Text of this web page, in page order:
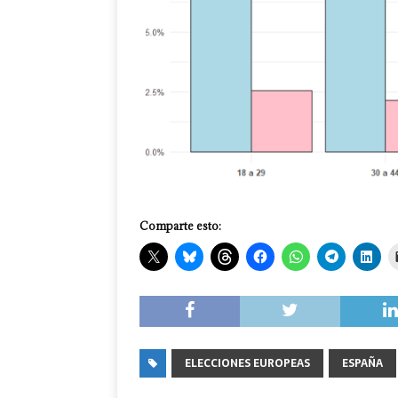
Comparte esto:
ELECCIONES EUROPEAS ESPAÑA